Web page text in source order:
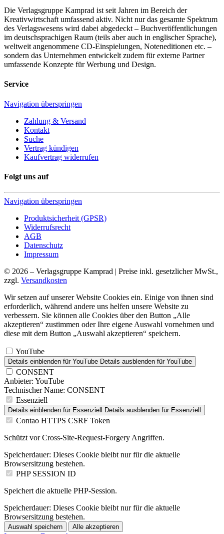
Die Verlagsgruppe Kamprad ist seit Jahren im Bereich der
Kreativwirtschaft umfassend aktiv. Nicht nur das gesamte Spektrum
des Verlagswesens wird dabei abgedeckt – Buchveröffentlichungen
im deutschsprachigen Raum (teils aber auch in englischer Sprache),
weltweit angenommene CD-Einspielungen, Noteneditionen etc. –
sondern das Unternehmen entwickelt zudem für externe Partner
umfassende Konzepte für Werbung und Design.
Service
Navigation überspringen
Zahlung & Versand
Kontakt
Suche
Vertrag kündigen
Kaufvertrag widerrufen
Folgt uns auf
Navigation überspringen
Produktsicherheit (GPSR)
Widerrufsrecht
AGB
Datenschutz
Impressum
© 2026 – Verlagsgruppe Kamprad | Preise inkl. gesetzlicher MwSt.,
zzgl. Versandkosten
Wir setzen auf unserer Website Cookies ein. Einige von ihnen sind
erforderlich, während andere uns helfen unsere Website zu
verbessern. Sie können alle Cookies über den Button „Alle
akzeptieren“ zustimmen oder Ihre eigene Auswahl vornehmen und
diese mit dem Button „Auswahl akzeptieren“ speichern.
YouTube
Details einblenden für YouTube Details ausblenden für YouTube
CONSENT
Anbieter: YouTube
Technischer Name: CONSENT
Essenziell
Details einblenden für Essenziell Details ausblenden für Essenziell
Contao HTTPS CSRF Token
Schützt vor Cross-Site-Request-Forgery Angriffen.
Speicherdauer: Dieses Cookie bleibt nur für die aktuelle
Browsersitzung bestehen.
PHP SESSION ID
Speichert die aktuelle PHP-Session.
Speicherdauer: Dieses Cookie bleibt nur für die aktuelle
Browsersitzung bestehen.
Auswahl speichern Alle akzeptieren